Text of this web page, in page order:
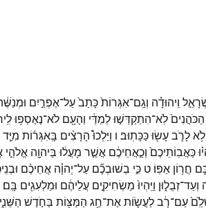
וִֽיהוּדָ֗ה וְגַֽם־אִגְּרוֹת֙כָּתַב֙עַל־אֶפְרַ֣יִם
הַכֹּהֲנִים֙לֹֽא־הִתְקַדְּשׁ֣וּלְמַדַּ֔י וְהָעָ֖ם לֹא־נֶאֶסְפ֥וּ
לֹ֥אלָרֹ֛בעָשׂ֖וּכַּכָּתֽוּב׃ ו וַיֵּלְכוּ֩ הָרָצִ֨ים בָּֽאִגְּר֜וֹת מִיַּ֧ד
כַּאֲבֽוֹתֵיכֶם֙ וְכַ֣אֲחֵיכֶ֔ם אֲשֶׁ֣ר מָעֲל֔וּ בַּיהוָ֖ה אֱלֹהֵ֣י
חֲר֥וֹן אַפּֽוֹ׃ ט כִּ֣י בְשׁוּבְכֶ֞ם עַל־יְהוָ֗ה אֲחֵיכֶ֨ם
וְעַד־זְבֻל֑וּן וַיִּֽהְיוּ֙ מַשְׂחִיקִ֣ים עֲלֵיהֶ֔ם וּמַלְעִגִ֖ים בָּֽם׃
עַם־רָ֔בלַעֲשׂ֛וֹתאֶת־חַ֥ג הַמַּצּ֖וֹת בַּחֹ֣דֶשׁ הַשֵּׁנִ֑י